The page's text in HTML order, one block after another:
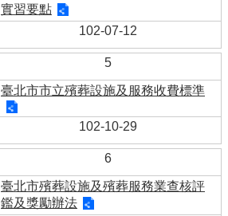
實習要點
102-07-12
5
臺北市市立殯葬設施及服務收費標準
102-10-29
6
臺北市殯葬設施及殯葬服務業查核評
鑑及獎勵辦法